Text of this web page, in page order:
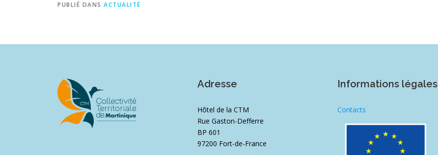
PUBLIÉ DANS ACTUALITÉ
Adresse
Hôtel de la CTM
Rue Gaston-Defferre
BP 601
97200 Fort-de-France
Informations légales
Contacts